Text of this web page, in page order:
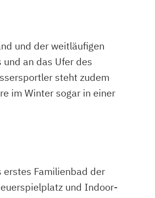
und der weitläufigen
an das Ufer des
steht zudem
im Winter sogar in einer
Familienbad der
und Indoor-